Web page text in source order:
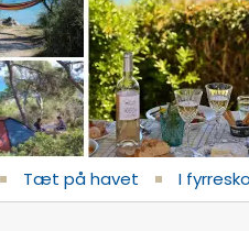
Tæt på havet I